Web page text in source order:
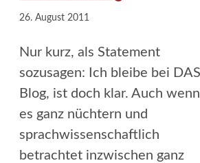
26. August 2011
Nur kurz, als Statement
sozusagen: Ich bleibe bei DAS
Blog, ist doch klar. Auch wenn
es ganz nüchtern und
sprachwissenschaftlich
betrachtet inzwischen ganz